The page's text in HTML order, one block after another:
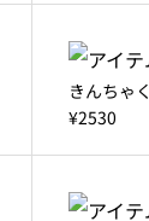
きんちゃ
¥2530